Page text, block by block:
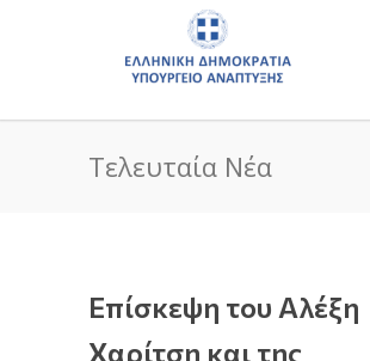
Τελευταία Νέα
Επίσκεψη του Αλέξη
Χαρίτση και της